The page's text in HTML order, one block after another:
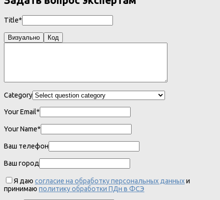
Title*
Визуально Код
Category
Your Email*
Your Name*
Ваш телефон
Ваш город
Я даю согласие на обработку персональных данныхи
принимаю политику обработки ПДн в ФСЭ